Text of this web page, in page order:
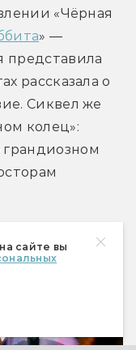
сайте вы
«Чёрная
» —
представила
рассказала о
Сиквел же
колец»: